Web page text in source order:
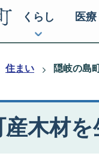
くらし 医
住まい 隠岐の島
産木材